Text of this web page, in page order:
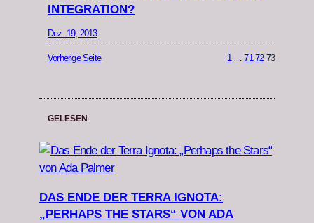
INTEGRATION?
Dez. 19, 2013
Vorherige Seite 1 … 71 72 73
GELESEN
DAS ENDE DER TERRA IGNOTA:
„PERHAPS THE STARS“ VON ADA